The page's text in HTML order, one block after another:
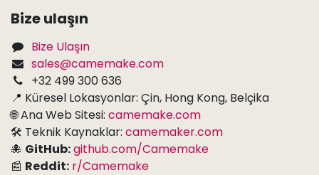
Bize ulaşın
Bize Ulaşın
sales@camemake.com
+32 499 300 636
📍 Küresel Lokasyonlar: Çin, Hong Kong, Belçika
🌐 Ana Web Sitesi: camemake.com
🛠 Teknik Kaynaklar: camemaker.com
🐙 GitHub:github.com/Camemake
📰 Reddit: r/Camemake